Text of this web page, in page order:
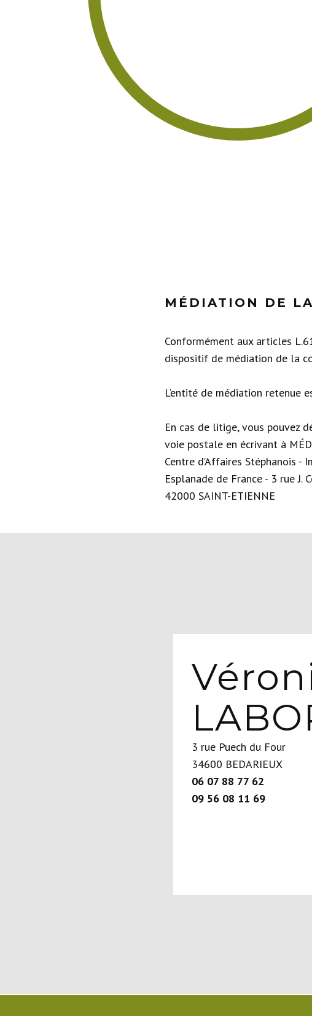
MÉDIATION DE
Conformément aux articles
dispositif de médiation de la
L’entité de médiation retenue
En cas de litige, vous pouvez
voie postale en écrivant à
Centre d’Affaires Stéphanois -
Esplanade de France - 3 rue J.
42000 SAINT-ETIENNE
3 rue Puech du Four
34600 BEDARIEUX
06 07 88 77 62
09 56 08 11 69